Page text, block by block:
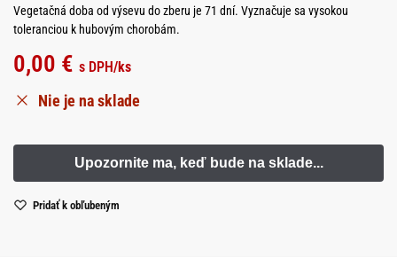
Vegetačná doba od výsevu do zberu je 71 dní. Vyznačuje sa vysokou
toleranciou k hubovým chorobám.
0,00 € s DPH/ks
Nie je na sklade
Pridať k obľubeným